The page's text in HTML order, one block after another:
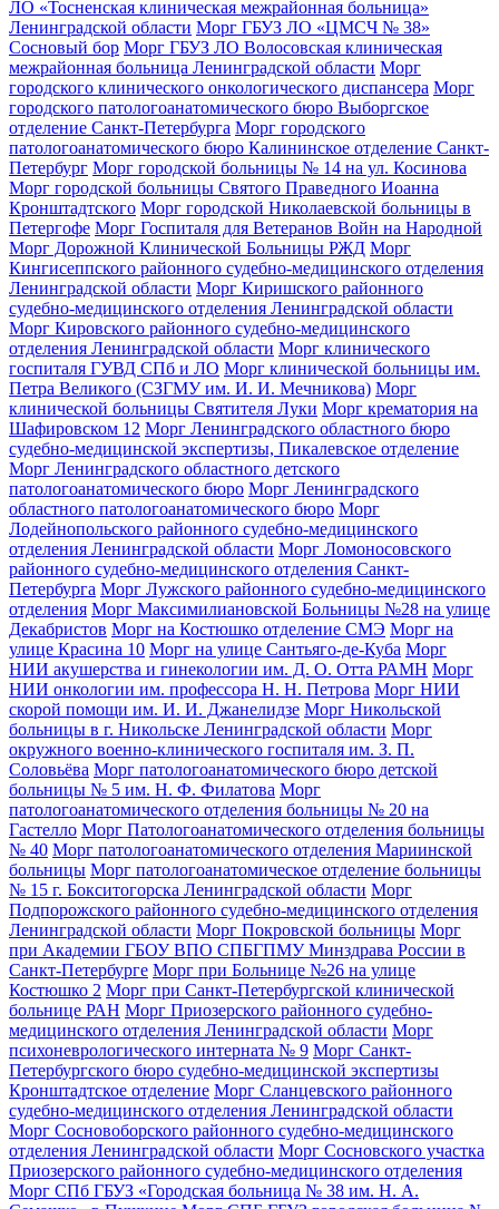
ЛО «Тосненская клиническая межрайонная больница»
Ленинградской области Морг ГБУЗ ЛО «ЦМСЧ № 38»
Сосновый бор Морг ГБУЗ ЛО Волосовская клиническая
межрайонная больница Ленинградской области Морг
городского клинического онкологического диспансера Морг
городского патологоанатомического бюро Выборгское
отделение Санкт-Петербурга Морг городского
патологоанатомического бюро Калининское отделение Санкт-
Петербург Морг городской больницы № 14 на ул. Косинова
Морг городской больницы Святого Праведного Иоанна
Кронштадтского Морг городской Николаевской больницы в
Петергофе Морг Госпиталя для Ветеранов Войн на Народной
Морг Дорожной Клинической Больницы РЖД Морг
Кингисеппского районного судебно-медицинского отделения
Ленинградской области Морг Киришского районного
судебно-медицинского отделения Ленинградской области
Морг Кировского районного судебно-медицинского
отделения Ленинградской области Морг клинического
госпиталя ГУВД СПб и ЛО Морг клинической больницы им.
Петра Великого (СЗГМУ им. И. И. Мечникова) Морг
клинической больницы Святителя Луки Морг крематория на
Шафировском 12 Морг Ленинградского областного бюро
судебно-медицинской экспертизы, Пикалевское отделение
Морг Ленинградского областного детского
патологоанатомического бюро Морг Ленинградского
областного патологоанатомического бюро Морг
Лодейнопольского районного судебно-медицинского
отделения Ленинградской области Морг Ломоносовского
районного судебно-медицинского отделения Санкт-
Петербурга Морг Лужского районного судебно-медицинского
отделения Морг Максимилиановской Больницы №28 на улице
Декабристов Морг на Костюшко отделение СМЭ Морг на
улице Красина 10 Морг на улице Сантьяго-де-Куба Морг
НИИ акушерства и гинекологии им. Д. О. Отта РАМН Морг
НИИ онкологии им. профессора Н. Н. Петрова Морг НИИ
скорой помощи им. И. И. Джанелидзе Морг Никольской
больницы в г. Никольске Ленинградской области Морг
окружного военно-клинического госпиталя им. З. П.
Соловьёва Морг патологоанатомического бюро детской
больницы № 5 им. Н. Ф. Филатова Морг
патологоанатомического отделения больницы № 20 на
Гастелло Морг Патологоанатомического отделения больницы
№ 40 Морг патологоанатомического отделения Мариинской
больницы Морг патологоанатомическое отделение больницы
№ 15 г. Бокситогорска Ленинградской области Морг
Подпорожского районного судебно-медицинского отделения
Ленинградской области Морг Покровской больницы Морг
при Академии ГБОУ ВПО СПБГПМУ Минздрава России в
Санкт-Петербурге Морг при Больнице №26 на улице
Костюшко 2 Морг при Санкт-Петербургской клинической
больнице РАН Морг Приозерского районного судебно-
медицинского отделения Ленинградской области Морг
психоневрологического интерната № 9 Морг Санкт-
Петербургского бюро судебно-медицинской экспертизы
Кронштадтское отделение Морг Сланцевского районного
судебно-медицинского отделения Ленинградской области
Морг Сосновоборского районного судебно-медицинского
отделения Ленинградской области Морг Сосновского участка
Приозерского районного судебно-медицинского отделения
Морг СПб ГБУЗ «Городская больница № 38 им. Н. А.